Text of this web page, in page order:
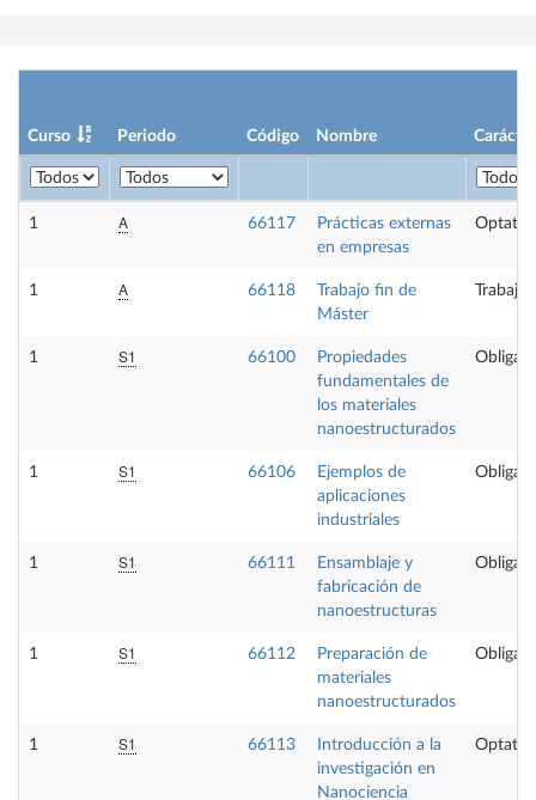
Curso Periodo Código Nombre Carácter
1 A 66117
Prácticas externas
en empresas
1 A 66118
Trabajo fin de
Máster
1 S1 66100
Propiedades
fundamentales de
los materiales
nanoestructurados
1 S1 66106
Ejemplos de
aplicaciones
industriales
1 S1 66111
Ensamblaje y
fabricación de
nanoestructuras
1 S1 66112
Preparación de
materiales
nanoestructurados
1 S1 66113
Introducción a la
investigación en
Nanociencia